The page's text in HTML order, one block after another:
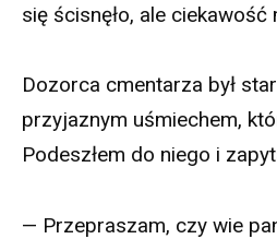
się ścisnęło, ale ciekawość
Dozorca cmentarza był
przyjaznym uśmiechem,
Podeszłem do niego i
— Przepraszam, czy wie